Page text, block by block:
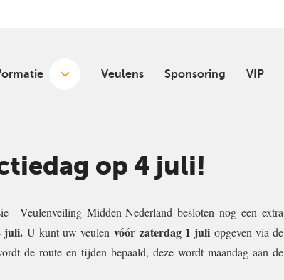
Veulens Sponsoring VIP
op 4 juli!
Veulenveiling Midden-Nederlandbesloten nog een extra
juli. U kunt uw veulen vóór zaterdag 1 juliopgeven via de
de route en tijden bepaald, deze wordt maandag aan de